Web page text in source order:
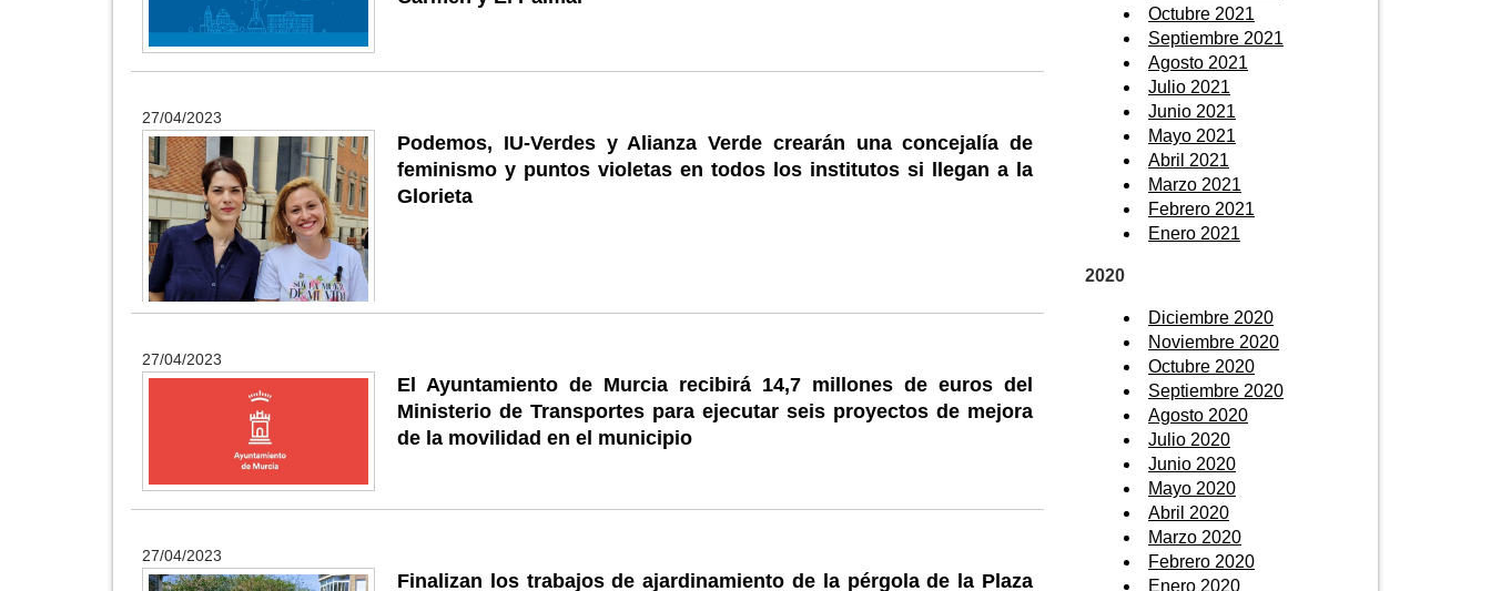
27/04/2023
Podemos, IU-Verdes y Alianza Verde crearán una concejalía de
feminismo y puntos violetas en todos los institutos si llegan a la
Glorieta
27/04/2023
El Ayuntamiento de Murcia recibirá 14,7 millones de euros del
Ministerio de Transportes para ejecutar seis proyectos de mejora
de la movilidad en el municipio
27/04/2023
Finalizan los trabajos de ajardinamiento de la pérgola de la Plaza
Octubre 2021
Septiembre 2021
Agosto 2021
Julio 2021
Junio 2021
Mayo 2021
Abril 2021
Marzo 2021
Febrero 2021
Enero 2021
2020
Diciembre 2020
Noviembre 2020
Octubre 2020
Septiembre 2020
Agosto 2020
Julio 2020
Junio 2020
Mayo 2020
Abril 2020
Marzo 2020
Febrero 2020
Enero 2020